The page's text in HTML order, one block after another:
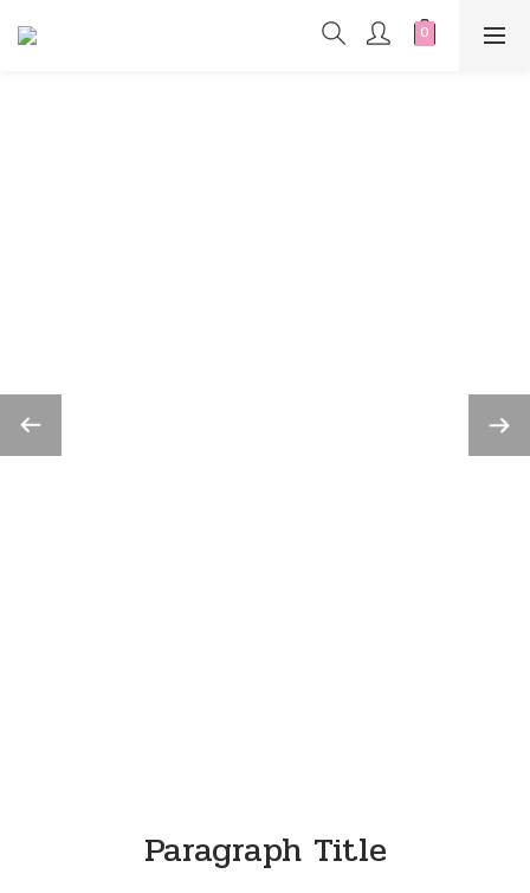
Paragraph Title